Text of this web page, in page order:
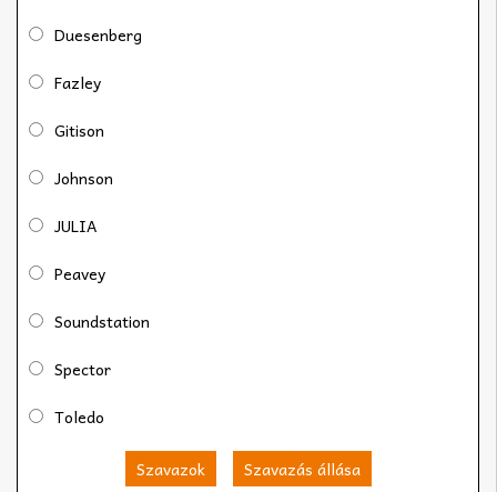
Duesenberg
Fazley
Gitison
Johnson
JULIA
Peavey
Soundstation
Spector
Toledo
Szavazok Szavazás állása